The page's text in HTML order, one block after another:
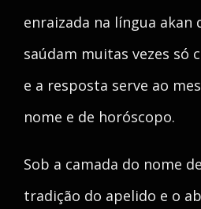
enraizada na língua akan
saúdam muitas vezes só
e a resposta serve ao
nome e de horóscopo.
Sob a camada do nome
tradição do apelido e o